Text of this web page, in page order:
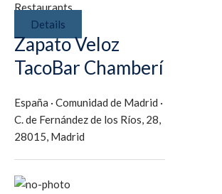
Restaurants
Details
Zapato Veloz
TacoBar Chamberí
España · Comunidad de Madrid ·
C. de Fernández de los Ríos, 28,
28015, Madrid